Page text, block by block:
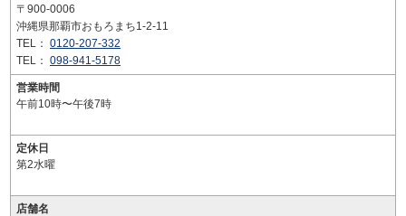
〒900-0006
沖縄県那覇市おもろまち1-2-11
TEL： 0120-207-332
TEL： 098-941-5178
営業時間
午前10時〜午後7時
定休日
第2水曜
店舗名